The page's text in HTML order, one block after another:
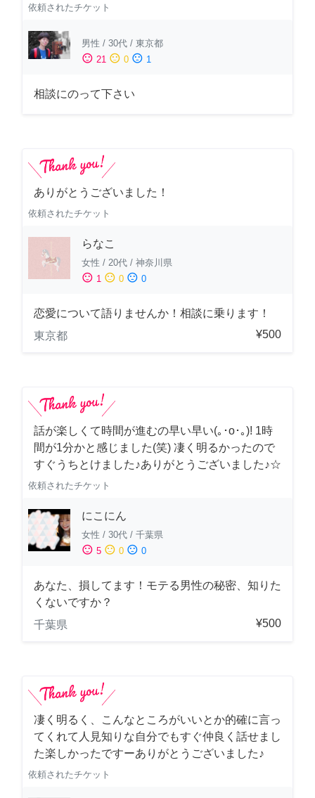
依頼されたチケット
男性 / 30代 / 東京都
sentiment_satisfied 21 sentiment_neutral 0 sentiment_dissatisfied 1
相談にのって下さい
ありがとうございました！
依頼されたチケット
らなこ
女性 / 20代 / 神奈川県
sentiment_satisfied 1 sentiment_neutral 0 sentiment_dissatisfied 0
恋愛について語りませんか！相談に乗ります！
東京都
¥500
話が楽しくて時間が進むの早い早い(｡･о･｡)! 1時
間が1分かと感じました(笑) 凄く明るかったので
すぐうちとけました♪ありがとうございました♪☆
依頼されたチケット
にこにん
女性 / 30代 / 千葉県
sentiment_satisfied 5 sentiment_neutral 0 sentiment_dissatisfied 0
あなた、損してます！モテる男性の秘密、知りた
くないですか？
千葉県
¥500
凄く明るく、こんなところがいいとか的確に言っ
てくれて人見知りな自分でもすぐ仲良く話せまし
た楽しかったですーありがとうございました♪
依頼されたチケット